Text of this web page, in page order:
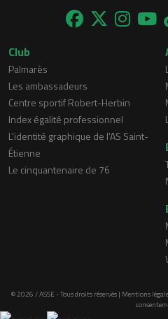
Club
Palmarès
Les ambassadeurs
Centre sportif Robert-Herbin
Index égalité professionnel
L'identité graphique de l'AS Saint-
Étienne
Le cinquantenaire de 76
© 2026 / ASSE - Tous droits réservés | Mentions